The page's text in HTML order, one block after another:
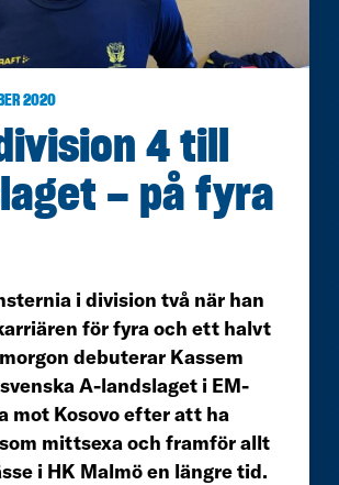
2020
4 till
– på fyra
i division två när han
för fyra och ett halvt
debuterar Kassem
A-landslaget i EM-
mot Kosovo efter att ha
mittsexa och framför allt
i HK Malmö en längre tid.